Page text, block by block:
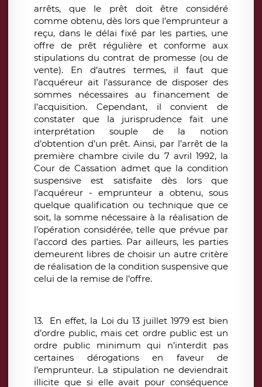
arrêts, que le prêt doit être considéré
comme obtenu, dès lors que l’emprunteur a
reçu, dans le délai fixé par les parties, une
offre de prêt régulière et conforme aux
stipulations du contrat de promesse (ou de
vente). En d’autres termes, il faut que
l’acquéreur ait l’assurance de disposer des
sommes nécessaires au financement de
l’acquisition. Cependant, il convient de
constater que la jurisprudence fait une
interprétation souple de la notion
d’obtention d’un prêt. Ainsi, par l’arrêt de la
première chambre civile du 7 avril 1992, la
Cour de Cassation admet que la condition
suspensive est satisfaite dès lors que
l’acquéreur - emprunteur a obtenu, sous
quelque qualification ou technique que ce
soit, la somme nécessaire à la réalisation de
l’opération considérée, telle que prévue par
l’accord des parties. Par ailleurs, les parties
demeurent libres de choisir un autre critère
de réalisation de la condition suspensive que
celui de la remise de l’offre.
13. En effet, la Loi du 13 juillet 1979 est bien
d’ordre public, mais cet ordre public est un
ordre public minimum qui n’interdit pas
certaines dérogations en faveur de
l’emprunteur. La stipulation ne deviendrait
illicite que si elle avait pour conséquence